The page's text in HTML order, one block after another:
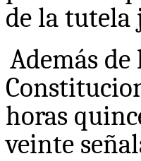
de la tutela
Además
horas
veinte